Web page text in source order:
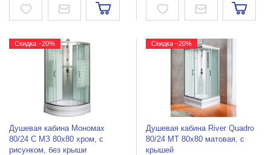
Скидка −20%
Душевая кабина Мономах
80/24 С МЗ 80x80 хром, с
рисунком, без крыши
Скидка −20%
Душевая кабина River Quadro
80/24 МТ 80x80 матовая, с
крышей